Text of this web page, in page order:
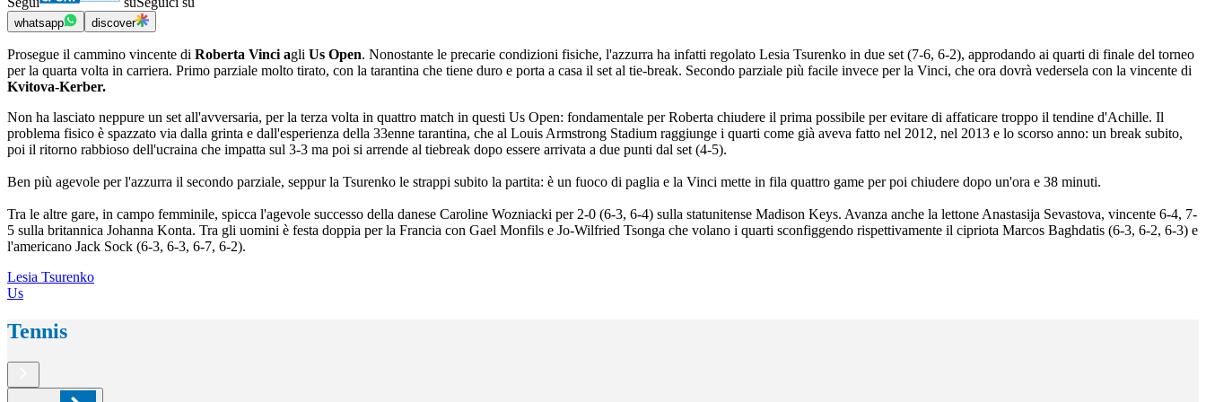
whatsapp discover
Prosegue il cammino vincente di Roberta Vinci agli Us Open. Nonostante le precarie condizioni fisiche, l'azzurra ha infatti regolato Lesia Tsurenko in due set (7-6, 6-2), approdando ai quarti di finale del torneo
per la quarta volta in carriera. Primo parziale molto tirato, con la tarantina che tiene duro e porta a casa il set al tie-break. Secondo parziale più facile invece per la Vinci, che ora dovrà vedersela con la vincente di
Kvitova-Kerber.
Non ha lasciato neppure un set all'avversaria, per la terza volta in quattro match in questi Us Open: fondamentale per Roberta chiudere il prima possibile per evitare di affaticare troppo il tendine d'Achille. Il
problema fisico è spazzato via dalla grinta e dall'esperienza della 33enne tarantina, che al Louis Armstrong Stadium raggiunge i quarti come già aveva fatto nel 2012, nel 2013 e lo scorso anno: un break subito,
poi il ritorno rabbioso dell'ucraina che impatta sul 3-3 ma poi si arrende al tiebreak dopo essere arrivata a due punti dal set (4-5).
Ben più agevole per l'azzurra il secondo parziale, seppur la Tsurenko le strappi subito la partita: è un fuoco di paglia e la Vinci mette in fila quattro game per poi chiudere dopo un'ora e 38 minuti.
Tra le altre gare, in campo femminile, spicca l'agevole successo della danese Caroline Wozniacki per 2-0 (6-3, 6-4) sulla statunitense Madison Keys. Avanza anche la lettone Anastasija Sevastova, vincente 6-4, 7-
5 sulla britannica Johanna Konta. Tra gli uomini è festa doppia per la Francia con Gael Monfils e Jo-Wilfried Tsonga che volano i quarti sconfiggendo rispettivamente il cipriota Marcos Baghdatis (6-3, 6-2, 6-3) e
l'americano Jack Sock (6-3, 6-3, 6-7, 6-2).
Lesia Tsurenko
Us
Tennis